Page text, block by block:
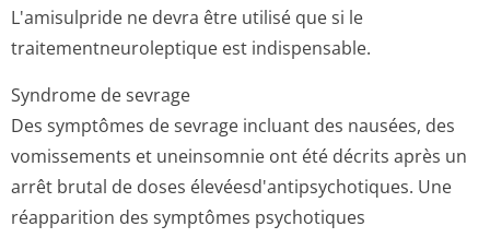
L'amisulpride ne devra être utilisé que si le
traitementneu­roleptique est indispensable.
Syndrome de sevrage
Des symptômes de sevrage incluant des nausées, des
vomissements et uneinsomnie ont été décrits après un
arrêt brutal de doses élevéesd'antip­sychotiques. Une
réapparition des symptômes psychotiques